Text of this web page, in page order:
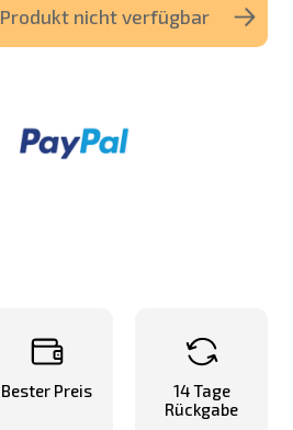
Produkt nicht verfügbar
Bester Preis
14 Tage
Rückgabe